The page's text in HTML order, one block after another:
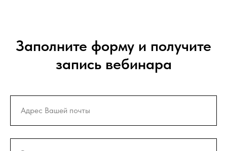
Заполните форму и получите
запись вебинара